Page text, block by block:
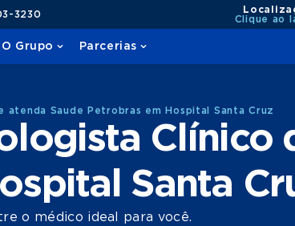
3230
Clique ao
O Grupo Parcerias
atenda Saude Petrobras em Hospital Santa Cruz
Clínico
Santa
o médico ideal para você.